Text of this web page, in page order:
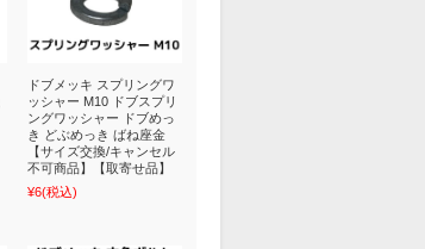
ドブメッキ スプリングワ
ッシャー M10 ドブスプリ
ングワッシャー ドブめっ
き どぶめっき ばね座金
【サイズ交換/キャンセル
不可商品】【取寄せ品】
¥6(税込)